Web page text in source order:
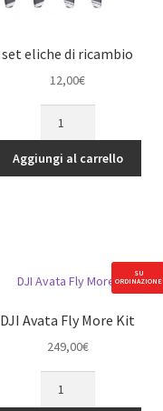
set eliche di ricambio
12,00€
di
ricambio
Aggiungi al carrello
SU
ORDINAZIONE
DJI Avata Fly More Kit
249,00€